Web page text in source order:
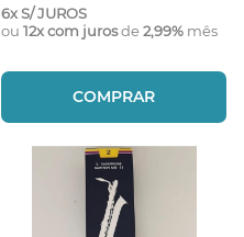
6x S/ JUROS
ou12x com jurosde2,99% mês
COMPRAR